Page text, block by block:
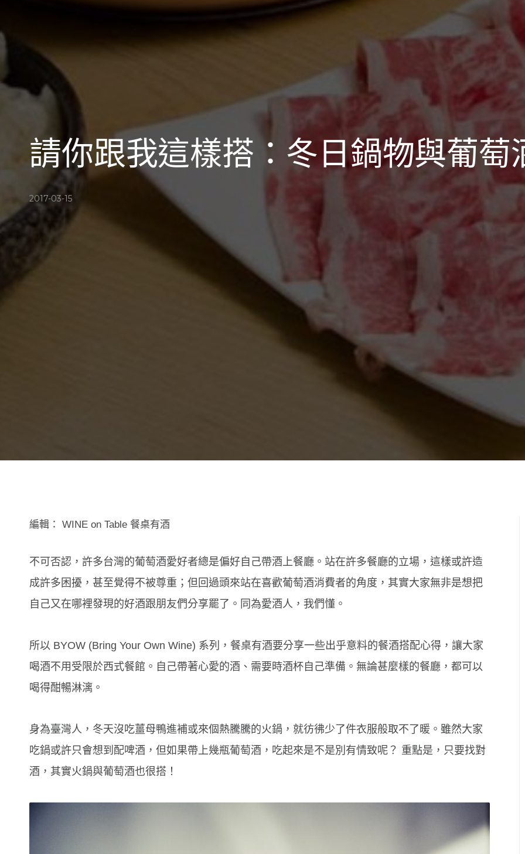
請你跟我這樣搭：冬日鍋物與葡萄
2017-03-15
編輯：WINE on Table 餐桌有酒
不可否認，許多台灣的葡萄酒愛好者總是偏好自己帶酒上餐廳。站在許多餐廳的立場，這樣或許造
成許多困擾，甚至覺得不被尊重；但回過頭來站在喜歡葡萄酒消費者的角度，其實大家無非是想把
自己又在哪裡發現的好酒跟朋友們分享罷了。同為愛酒人，我們懂。
所以 BYOW (Bring Your Own Wine) 系列，餐桌有酒要分享一些出乎意料的餐酒搭配心得，讓大家
喝酒不用受限於西式餐館。自己帶著心愛的酒、需要時酒杯自己準備。無論甚麼樣的餐廳，都可以
喝得酣暢淋漓。
身為臺灣人，冬天沒吃薑母鴨進補或來個熱騰騰的火鍋，就彷彿少了件衣服般取不了暖。雖然大家
吃鍋或許只會想到配啤酒，但如果帶上幾瓶葡萄酒，吃起來是不是別有情致呢？ 重點是，只要找對
酒，其實火鍋與葡萄酒也很搭！